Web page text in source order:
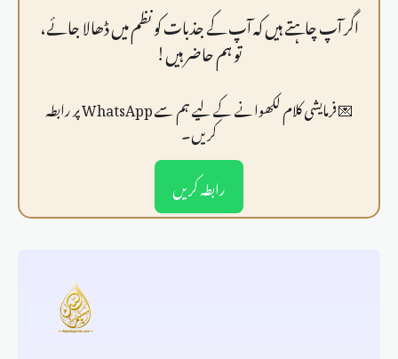
اگر آپ چاہتے ہیں کہ آپ کے جذبات کو نظم میں ڈھالا جائے،
تو ہم حاضر ہیں!
💌 فرمايشی کلام لکھوانے کے لیے ہم سے WhatsApp پر رابطہ
کریں۔
رابطہ کریں